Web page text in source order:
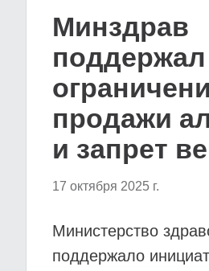
Минздрав
поддержал
продажи
и запрет
17 октября 2025 г.
Министерство
поддержало